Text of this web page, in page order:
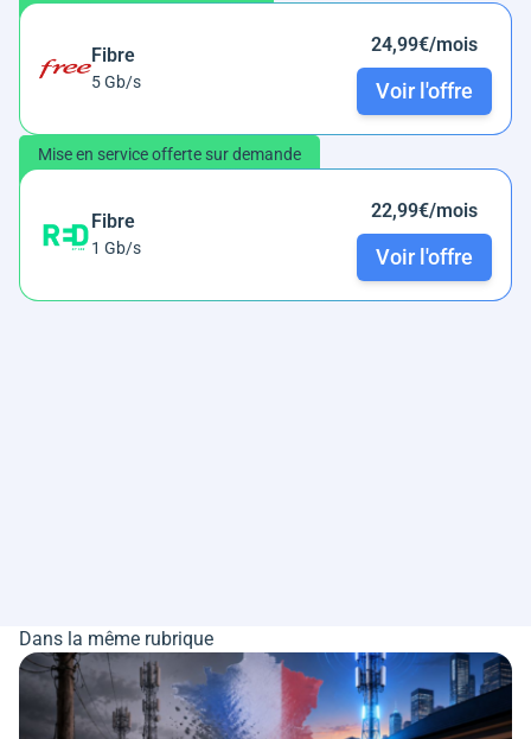
Fibre
5 Gb/s
24,99€/mois
Voir l'offre
Mise en service offerte sur demande
Fibre
1 Gb/s
22,99€/mois
Voir l'offre
Dans la même rubrique